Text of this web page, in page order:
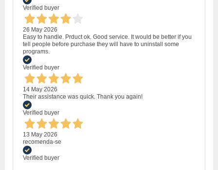
Verified buyer
26 May 2026
Easy to handle. Prduct ok. Good service. It would be better if you
tell people before purchase they will have to uninstall some
programs.
Verified buyer
14 May 2026
Their assistance was quick. Thank you again!
Verified buyer
13 May 2026
recomenda-se
Verified buyer